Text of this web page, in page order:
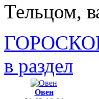
Тельцом,
в раздел
Овен